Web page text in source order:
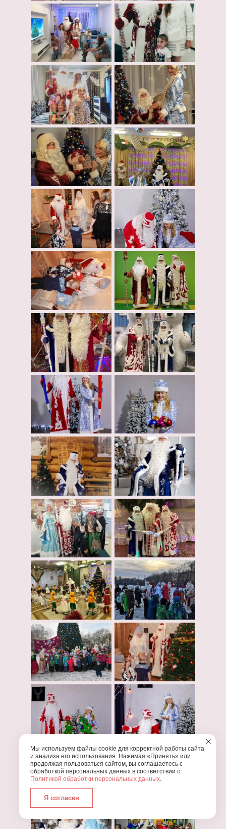
Мы используем файлы cookie для корректной работы сайта
и анализа его использования. Нажимая «Принять» или
продолжая пользоваться сайтом, вы соглашаетесь с
обработкой персональных данных в соответствии с
Политикой обработки персональных данных.
Я согласен